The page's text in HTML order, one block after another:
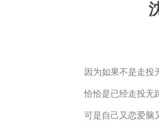
因为如果不是走投
恰恰是已经走投无
可是自己又恋爱脑